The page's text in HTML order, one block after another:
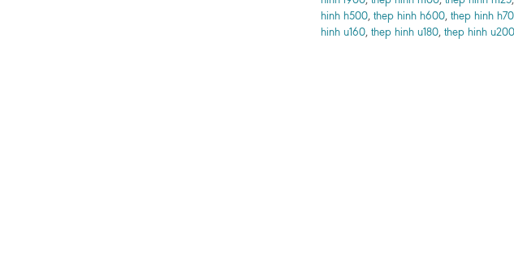
hinh h500, thep hinh h600, thep hinh
hinh u160, thep hinh u180, thep hinh u200